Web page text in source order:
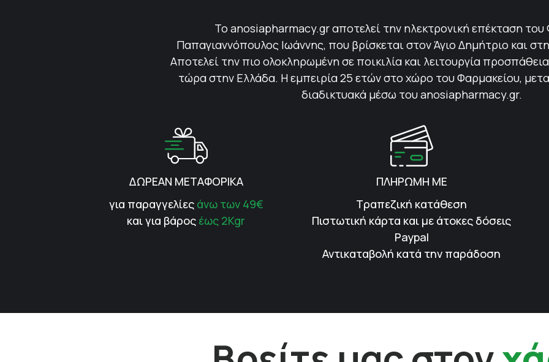
Το anosiapharmacy.gr αποτελεί την ηλεκτρονική επέκταση του
Παπαγιαννόπουλος Ιωάννης, που βρίσκεται στον Άγιο Δημήτριο και
Αποτελεί την πιο ολοκληρωμένη σε ποικιλία και λειτουργία προσπάθεια
τώρα στην Ελλάδα. Η εμπειρία 25 ετών στο χώρο του Φαρμακείου,
διαδικτυακά μέσω του anosiapharmacy.gr.
ΔΩΡΕΑΝ ΜΕΤΑΦΟΡΙΚΑ
για παραγγελίες άνω των 49€
και για βάρος έως 2Kgr
ΠΛΗΡΩΜΗ ΜΕ
Τραπεζική κατάθεση
Πιστωτική κάρτα και με άτοκες δόσεις
Paypal
Αντικαταβολή κατά την παράδοση